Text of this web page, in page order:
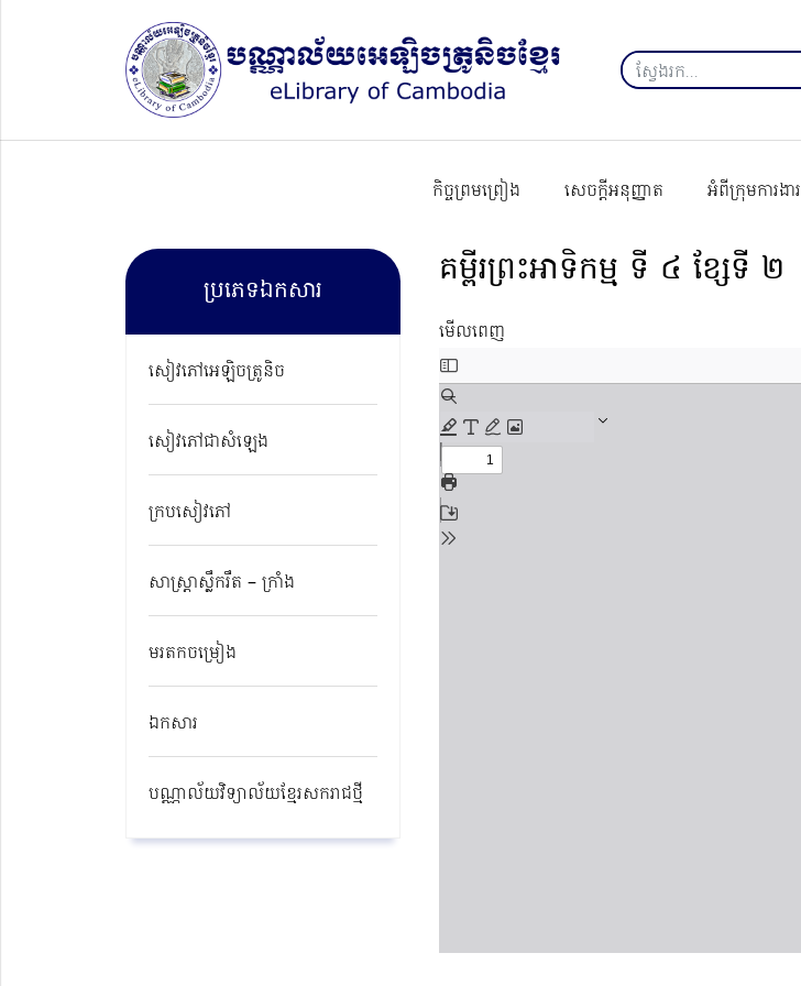
កិច្ចព្រមព្រៀង សេចក្ដីអនុញ្ញាត អំពីក្រុមការងារ
ប្រភេទឯកសារ
សៀវភៅអេឡិចត្រូនិច
សៀវភៅជាសំឡេង
ក្របសៀវភៅ
សាស្ត្រាស្លឹករឹត – ក្រាំង
មរតកចម្រៀង
ឯកសារ
បណ្ណាល័យវិទ្យាល័យខ្មែរសករាជថ្មី​
គម្ពីរព្រះអាទិកម្ម ទី ៤ ខ្សែទី ២
មើលពេញ
Skip
to
PDF
content